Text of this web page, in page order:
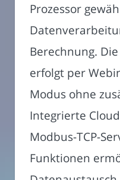
Prozessor
Berechnung.
erfolgt per
Modus ohne
Integrierte
Modbus-TCP-
Funktionen